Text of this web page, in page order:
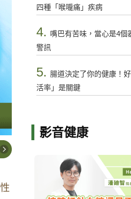
四種「喉嚨痛」疾病
4. 嘴巴有苦味，當心是4個
警訊
5. 腸道決定了你的健康！
活率」是關鍵
影音健康